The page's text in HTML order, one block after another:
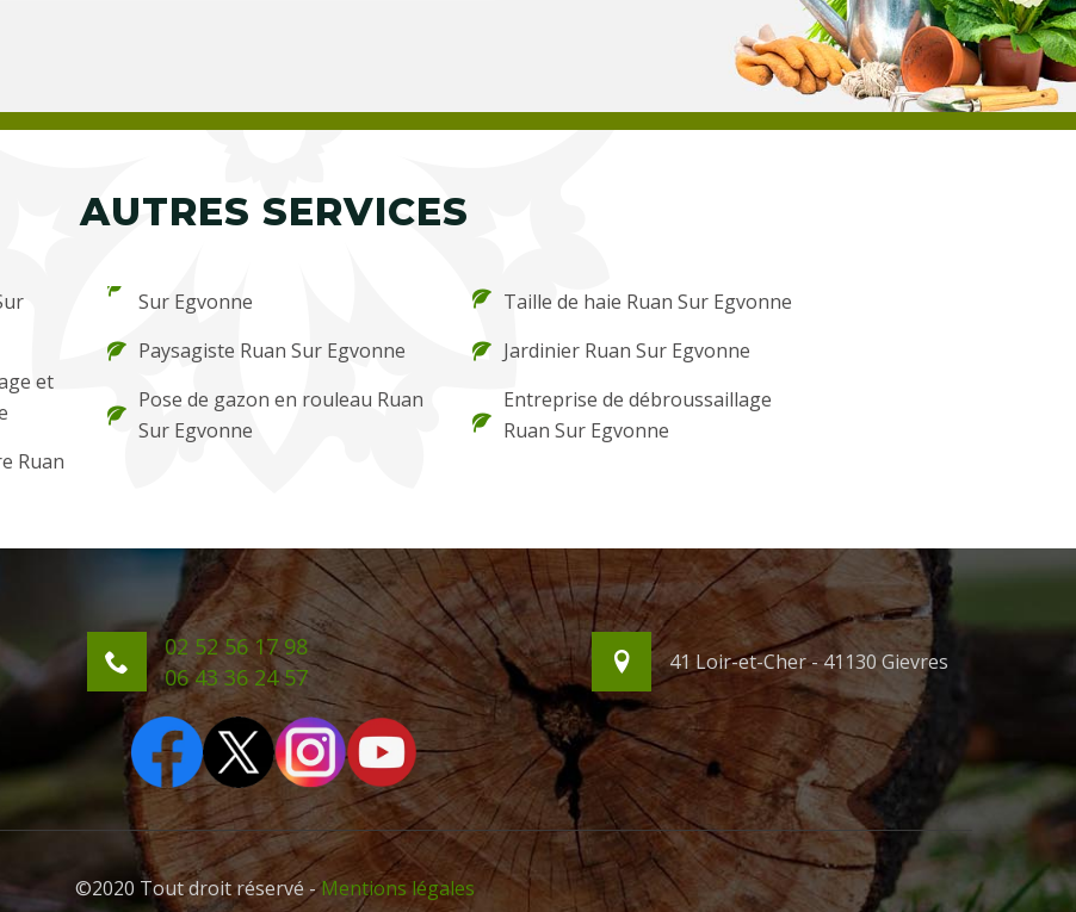
AUTRES SERVICES
et
Ruan
Sur Egvonne
Paysagiste Ruan Sur Egvonne
Pose de gazon en rouleau Ruan
Sur Egvonne
Taille de haie Ruan Sur Egvonne
Jardinier Ruan Sur Egvonne
Entreprise de débroussaillage
Ruan Sur Egvonne
02 52 56 17 98
06 43 36 24 57
41 Loir-et-Cher - 41130 Gievres
©2020 Tout droit réservé -Mentions légales